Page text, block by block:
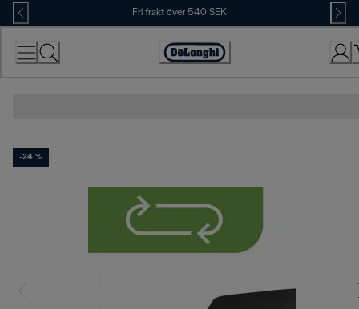
Skip
to
Content
Fri frakt över 540 SEK
Accessibility
-24 %